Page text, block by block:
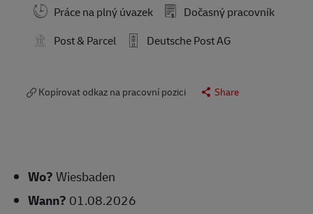
Práce na plný úvazek
Dočasný pracovník
Post & Parcel
Deutsche Post AG
Kopírovat odkaz na pracovní pozici Share
Wo?Wiesbaden
Wann? 01.08.2026